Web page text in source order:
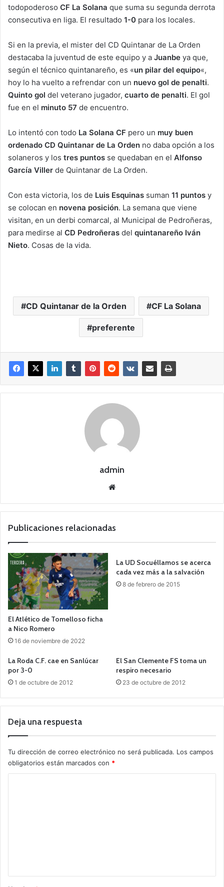
todopoderoso CF La Solana que suma su segunda derrota
consecutiva en liga. El resultado 1-0 para los locales.
Si en la previa, el mister del CD Quintanar de La Orden
destacaba la juventud de este equipo y a Juanbe ya que,
según el técnico quintanareño, es «un pilar del equipo«,
hoy lo ha vuelto a refrendar con un nuevo gol de penalti.
Quinto gol del veterano jugador, cuarto de penalti. El gol
fue en el minuto 57 de encuentro.
Lo intentó con todo La Solana CF pero un muy buen
ordenado CD Quintanar de La Orden no daba opción a los
solaneros y los tres puntos se quedaban en el Alfonso
García Viller de Quintanar de La Orden.
Con esta victoria, los de Luis Esquinas suman 11 puntos y
se colocan en novena posición. La semana que viene
visitan, en un derbi comarcal, al Municipal de Pedroñeras,
para medirse al CD Pedroñeras del quintanareño Iván
Nieto. Cosas de la vida.
CD Quintanar de la Orden CF La Solana
preferente
admin
we
Publicaciones relacionadas
El Atlético de Tomelloso ficha
a Nico Romero
16 de noviembre de 2022
La UD Socuéllamos se acerca
cada vez más a la salvación
8 de febrero de 2015
La Roda C.F. cae en Sanlúcar
por 3-0
1 de octubre de 2012
El San Clemente FS toma un
respiro necesario
23 de octubre de 2012
Deja una respuesta
Tu dirección de correo electrónico no será publicada. Los campos
obligatorios están marcados con *